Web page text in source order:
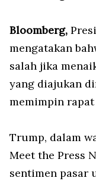
Bloomberg,
mengatakan
salah jika
yang diajukan
memimpin rapat
Trump, dalam
Meet the Press
sentimen pasar